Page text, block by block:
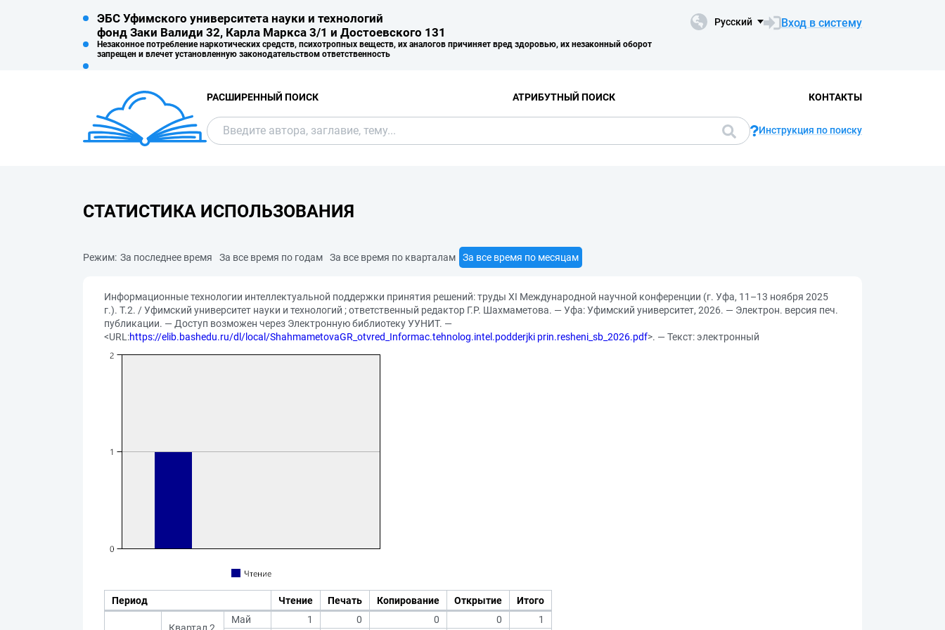
ЭБС Уфимского университета науки и технологий
фонд Заки Валиди 32, Карла Маркса 3/1 и Достоевского 131
Незаконное потребление наркотических средств, психотропных веществ, их аналогов причиняет вред здоровью, их незаконный оборот
запрещен и влечет установленную законодательством ответственность
Русский Вход в систему
РАСШИРЕННЫЙ ПОИСК АТРИБУТНЫЙ ПОИСК КОНТАКТЫ
Инструкция по поиску
СТАТИСТИКА ИСПОЛЬЗОВАНИЯ
Режим: За последнее время За все время по годам За все время по кварталам За все время по месяцам
Информационные технологии интеллектуальной поддержки принятия решений: труды XI Международной научной конференции (г. Уфа, 11–13 ноября 2025
г.). Т.2. / Уфимский университет науки и технологий ; ответственный редактор Г.Р. Шахмаметова. — Уфа: Уфимский университет, 2026. — Электрон. версия печ.
публикации. — Доступ возможен через Электронную библиотеку УУНИТ. —
<URL:https://elib.bashedu.ru/dl/local/ShahmametovaGR_otvred_Informac.tehnolog.intel.podderjki prin.resheni_sb_2026.pdf>. — Текст: электронный
Период Чтение Печать Копирование Открытие Итого
Май 1 0 0 0 1